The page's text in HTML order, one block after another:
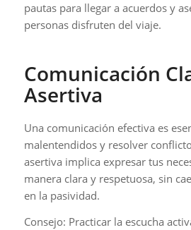
pautas para llegar a acuerdos y
personas disfruten del viaje.
Comunicación
Asertiva
Una comunicación efectiva es
malentendidos y resolver
asertiva implica expresar tus
manera clara y respetuosa, sin
en la pasividad.
Consejo: Practicar la escucha